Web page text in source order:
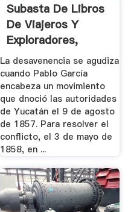
Subasta De Libros
De Viajeros Y
Exploradores,
Geografía De ...
La desavenencia se agudiza
cuando Pablo García
encabeza un movimiento
que dnoció las autoridades
de Yucatán el 9 de agosto
de 1857. Para resolver el
conflicto, el 3 de mayo de
1858, en ...